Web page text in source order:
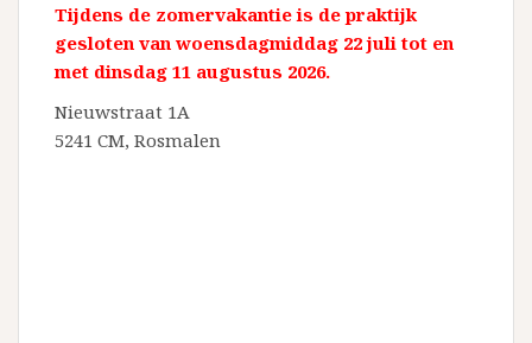
Tijdens de zomervakantie is de praktijk
gesloten van woensdagmiddag 22 juli tot en
met dinsdag 11 augustus 2026.
Nieuwstraat 1A
5241 CM, Rosmalen